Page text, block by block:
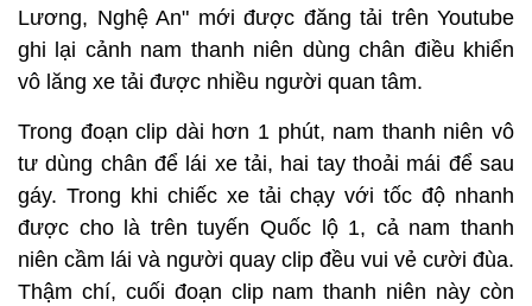
Lương, Nghệ An" mới được đăng tải trên Youtube
ghi lại cảnh nam thanh niên dùng chân điều khiển
vô lăng xe tải được nhiều người quan tâm.
Trong đoạn clip dài hơn 1 phút, nam thanh niên vô
tư dùng chân để lái xe tải, hai tay thoải mái để sau
gáy. Trong khi chiếc xe tải chạy với tốc độ nhanh
được cho là trên tuyến Quốc lộ 1, cả nam thanh
niên cầm lái và người quay clip đều vui vẻ cười đùa.
Thậm chí, cuối đoạn clip nam thanh niên này còn